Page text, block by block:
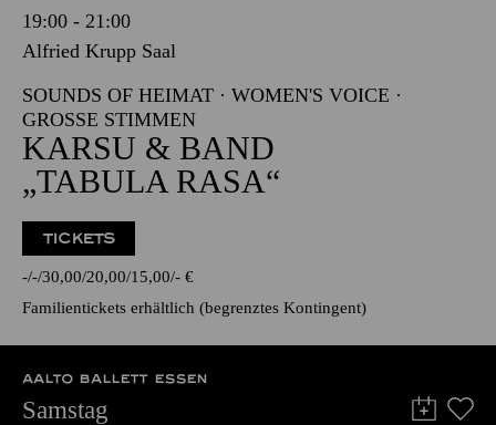
19:00 - 21:00
Alfried Krupp Saal
SOUNDS OF HEIMAT · WOMEN'S VOICE ·
GROSSE STIMMEN
KARSU & BAND
„TABULA RASA“
TICKETS
- - 30,00 20,00 15,00 - €
Familientickets erhältlich (begrenztes Kontingent)
AALTO BALLETT ESSEN
Samstag